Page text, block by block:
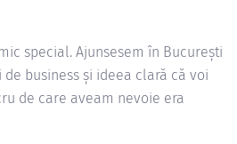
special. Ajunsesem în București
business și ideea clară că voi
de care aveam nevoie era